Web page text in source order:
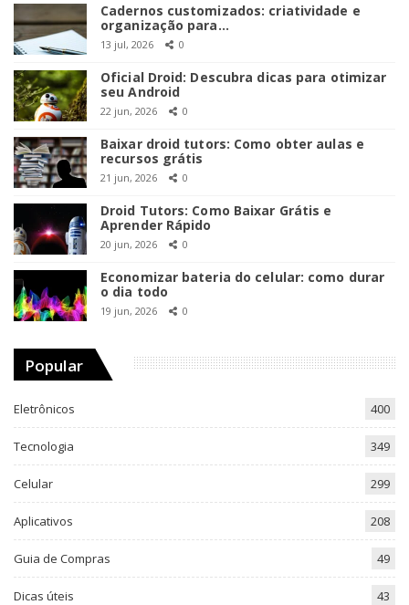
Cadernos customizados: criatividade e
organização para…
13 jul, 2026 0
Oficial Droid: Descubra dicas para otimizar
seu Android
22 jun, 2026 0
Baixar droid tutors: Como obter aulas e
recursos grátis
21 jun, 2026 0
Droid Tutors: Como Baixar Grátis e
Aprender Rápido
20 jun, 2026 0
Economizar bateria do celular: como durar
o dia todo
19 jun, 2026 0
Popular
Eletrônicos 400
Tecnologia 349
Celular 299
Aplicativos 208
Guia de Compras 49
Dicas úteis 43